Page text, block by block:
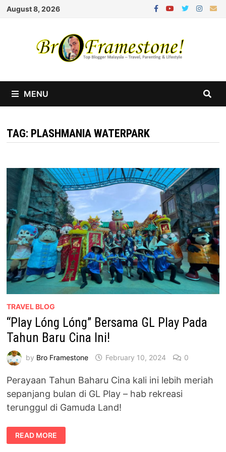
Skip
August 8, 2026
MENU
TAG: PLASHMANIA WATERPARK
TRAVEL BLOG
“Play Lóng Lóng” Bersama GL Play Pada
Tahun Baru Cina Ini!
by Bro Framestone February 10, 2024 0
Perayaan Tahun Baharu Cina kali ini lebih meriah
sepanjang bulan di GL Play – hab rekreasi
terunggul di Gamuda Land!
“PLAY
LÓNG
LÓNG”
READ MORE